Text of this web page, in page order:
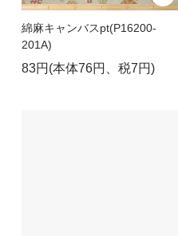
綿麻キャンバスpt(P16200-
201A)
83円(本体76円、税7円)